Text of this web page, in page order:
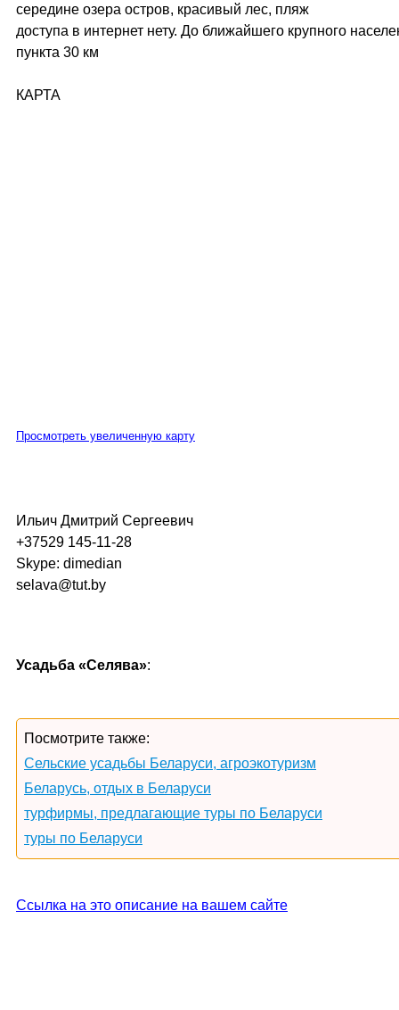
середине озера остров, красивый лес, пляж
доступа в интернет нету. До ближайшего крупного
пункта 30 км
КАРТА
Просмотреть увеличенную карту
Ильич Дмитрий Сергеевич
+37529 145-11-28
Skype: dimedian
selava@tut.by
Усадьба «Селява»:
Посмотрите также:
Сельские усадьбы Беларуси, агроэкотуризм
Беларусь, отдых в Беларуси
турфирмы, предлагающие туры по Беларуси
туры по Беларуси
Ссылка на это описание на вашем сайте